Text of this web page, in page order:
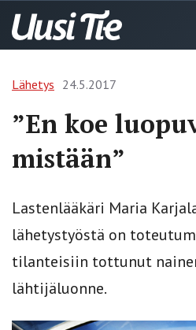
Lähetys 24.5.2017
”En koe
mistään”
Lastenlääkäri Maria
lähetystyöstä on
tilanteisiin tottunut
lähtijäluonne.